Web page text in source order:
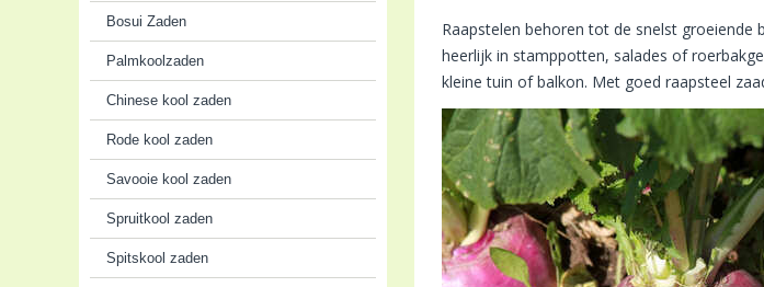
Bosui Zaden
Palmkoolzaden
Chinese kool zaden
Rode kool zaden
Savooie kool zaden
Spruitkool zaden
Spitskool zaden
Raapstelen behoren tot de snelst
heerlijk in stamppotten, salades of
kleine tuin of balkon. Met goed raapsteel